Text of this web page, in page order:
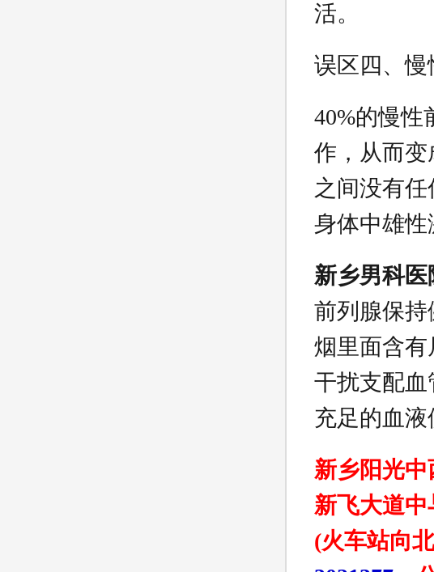
活。
误区四、慢
40%的慢性
作，从而
之间没有
身体中雄性
新乡男科
前列腺保
烟里面含
干扰支配
充足的血液
新乡阳光
新飞大道
(火车站向